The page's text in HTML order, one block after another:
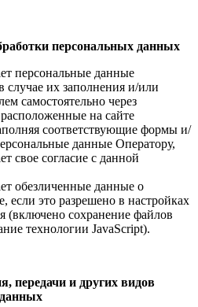
персональных данных
персональные данные
случае их заполнения и/или
самостоятельно через
на сайте
соответствующие формы и/
данные Оператору,
свое согласие с данной
обезличенные данные о
если это разрешено в настройках
(включено сохранение файлов
технологии JavaScript).
передачи и других видов